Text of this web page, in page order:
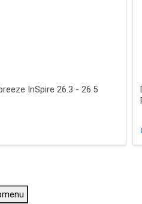
InSpire 26.3 - 26.5
über What's New - Mindbreeze